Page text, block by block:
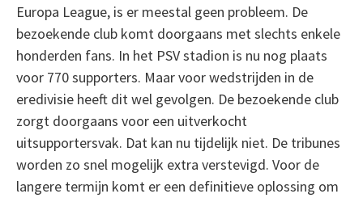
Europa League, is er meestal geen probleem. De
bezoekende club komt doorgaans met slechts enkele
honderden fans. In het PSV stadion is nu nog plaats
voor 770 supporters. Maar voor wedstrijden in de
eredivisie heeft dit wel gevolgen. De bezoekende club
zorgt doorgaans voor een uitverkocht
uitsupportersvak. Dat kan nu tijdelijk niet. De tribunes
worden zo snel mogelijk extra verstevigd. Voor de
langere termijn komt er een definitieve oplossing om